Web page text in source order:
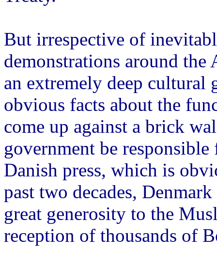
But irrespective of
demonstrations around
an extremely deep
obvious facts about the
come up against a brick
government be
Danish press, which is
past two decades,
great generosity to the
reception of thousands of